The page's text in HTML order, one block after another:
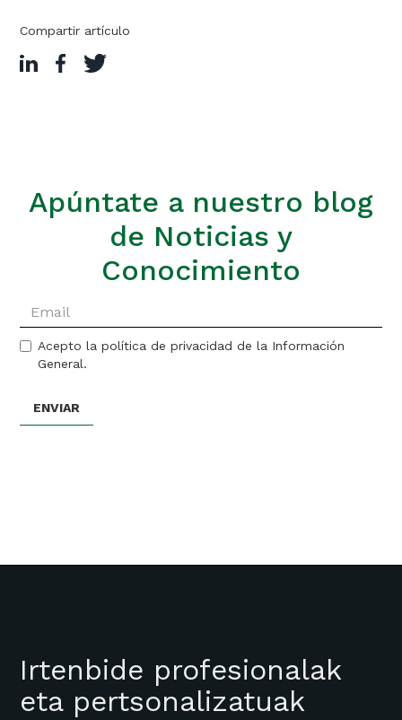
Compartir artículo
Apúntate a nuestro blog
de Noticias y
Conocimiento
Acepto la política de privacidad de la Información
General.
Irtenbide profesionalak
eta pertsonalizatuak